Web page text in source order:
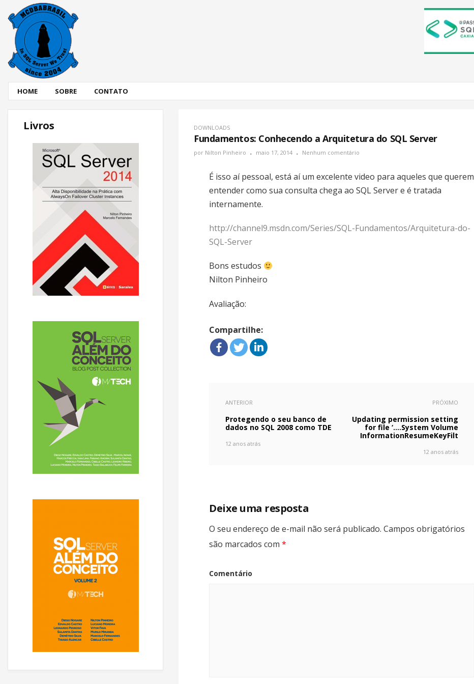
HOME SOBRE CONTATO
Livros DOWNLOADS
Fundamentos: Conhecendo a Arquitetura do SQL Server
por Nilton Pinheiro maio 17, 2014 Nenhum comentário
É isso aí pessoal, está aí um excelente video para aqueles que querem
entender como sua consulta chega ao SQL Server e é tratada
internamente.
http://channel9.msdn.com/Series/SQL-Fundamentos/Arquitetura-do-
SQL-Server
Bons estudos
Nilton Pinheiro
Avaliação:
Compartilhe:
ANTERIOR
Protegendo o seu banco de
dados no SQL 2008 como TDE
12 anos atrás
PRÓXIMO
Updating permission setting
for file ‘….System Volume
InformationResumeKeyFilt
12 anos atrás
Deixe uma resposta
O seu endereço de e-mail não será publicado. Campos obrigatórios
são marcados com *
Comentário